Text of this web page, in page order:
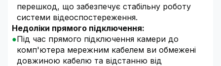
перешкод, що забезпечує стабільну роботу
системи відеоспостереження.
Недоліки прямого підключення:
Під час прямого підключення камери до
комп'ютера мережним кабелем ви обмежені
довжиною кабелю та відстанню від